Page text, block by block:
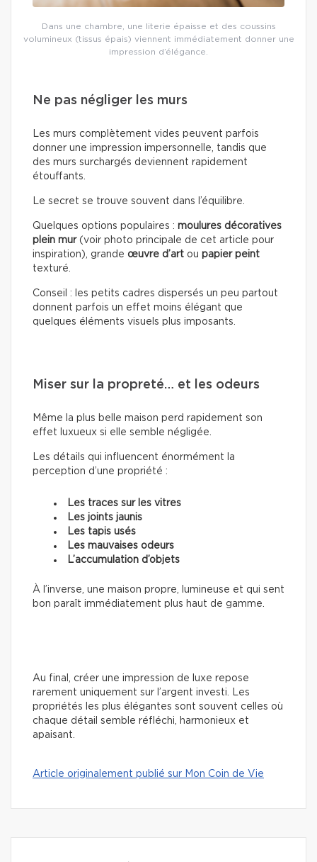
Dans une chambre, une literie épaisse et des coussins
volumineux (tissus épais) viennent immédiatement donner une
impression d’élégance.
Ne pas négliger les murs
Les murs complètement vides peuvent parfois
donner une impression impersonnelle, tandis que
des murs surchargés deviennent rapidement
étouffants.
Le secret se trouve souvent dans l’équilibre.
Quelques options populaires : moulures décoratives
plein mur (voir photo principale de cet article pour
inspiration), grande œuvre d’art ou papier peint
texturé.
Conseil : les petits cadres dispersés un peu partout
donnent parfois un effet moins élégant que
quelques éléments visuels plus imposants.
Miser sur la propreté… et les odeurs
Même la plus belle maison perd rapidement son
effet luxueux si elle semble négligée.
Les détails qui influencent énormément la
perception d’une propriété :
Les traces sur les vitres
Les joints jaunis
Les tapis usés
Les mauvaises odeurs
L’accumulation d’objets
À l’inverse, une maison propre, lumineuse et qui sent
bon paraît immédiatement plus haut de gamme.
Au final, créer une impression de luxe repose
rarement uniquement sur l’argent investi. Les
propriétés les plus élégantes sont souvent celles où
chaque détail semble réfléchi, harmonieux et
apaisant.
Article originalement publié sur Mon Coin de Vie